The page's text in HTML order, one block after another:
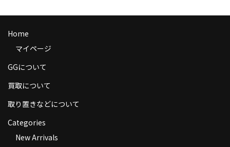
送料
商品の発送
お支払い方法
コンディション
Home
マイページ
GGについて
買取について
取り置きなどについて
Categories
New Arrivals